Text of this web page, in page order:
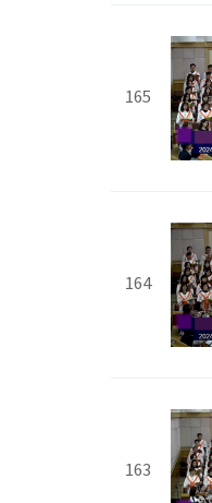
165
164
163